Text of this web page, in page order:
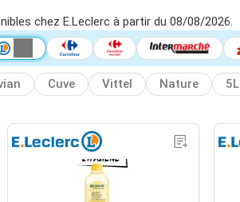
chez E.Leclerc à partir du 08/08/2026.
Cuve Vittel Nature 5L